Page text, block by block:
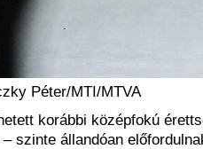
Péter/MTI/MTVA
korábbi középfokú
szinte állandóan